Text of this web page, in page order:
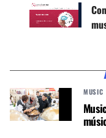
ouvir os sons
De acordo com
recém-nascidos
despertar
vida.
CANÇÕES
MUSIC